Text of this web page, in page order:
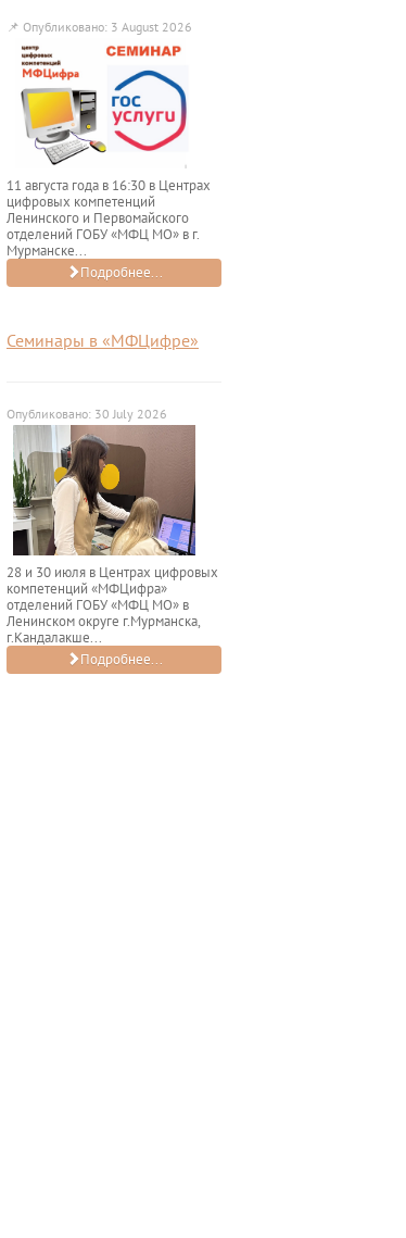
📌 Опубликовано: 3 August 2026
11 августа года в 16:30 в Центрах
цифровых компетенций
Ленинского и Первомайского
отделений ГОБУ «МФЦ МО» в г.
Мурманске...
Подробнее...
Семинары в «МФЦифре»
Опубликовано: 30 July 2026
28 и 30 июля в Центрах цифровых
компетенций «МФЦифра»
отделений ГОБУ «МФЦ МО» в
Ленинском округе г.Мурманска,
г.Кандалакше...
Подробнее...